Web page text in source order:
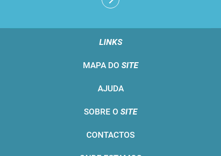
LINKS
MAPA DO SITE
AJUDA
SOBRE O SITE
CONTACTOS